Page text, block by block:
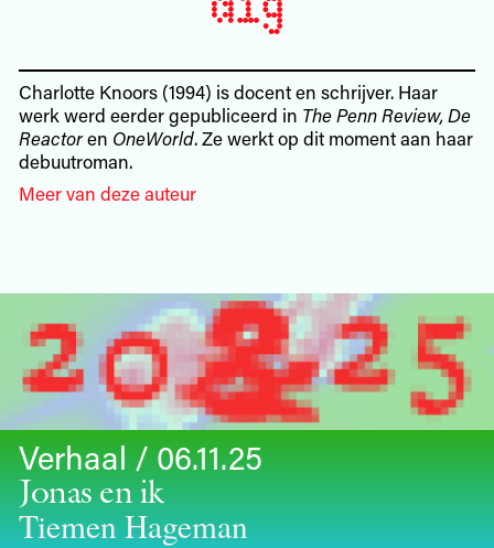
Charlotte Knoors (1994) is docent en schrijver. Haar
werk werd eerder gepubliceerd in The Penn Review, De
Reactoren OneWorld. Ze werkt op dit moment aan haar
debuutroman.
Meer van deze auteur
Verhaal / 06.11.25
Jonas en ik
Tiemen Hageman